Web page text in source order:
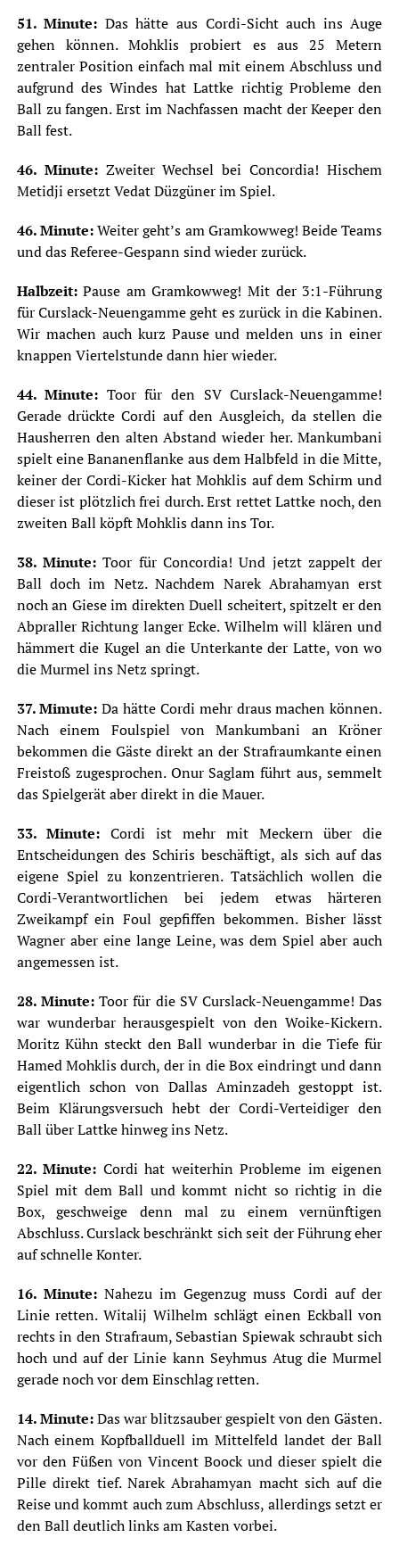
51. Minute: Das hätte aus Cordi-Sicht auch ins Auge
gehen können. Mohklis probiert es aus 25 Metern
zentraler Position einfach mal mit einem Abschluss und
aufgrund des Windes hat Lattke richtig Probleme den
Ball zu fangen. Erst im Nachfassen macht der Keeper den
Ball fest.
46. Minute: Zweiter Wechsel bei Concordia! Hischem
Metidji ersetzt Vedat Düzgüner im Spiel.
46. Minute:Weiter geht’s am Gramkowweg! Beide Teams
und das Referee-Gespann sind wieder zurück.
Halbzeit:Pause am Gramkowweg! Mit der 3:1-Führung
für Curslack-Neuengamme geht es zurück in die Kabinen.
Wir machen auch kurz Pause und melden uns in einer
knappen Viertelstunde dann hier wieder.
44. Minute: Toor für den SV Curslack-Neuengamme!
Gerade drückte Cordi auf den Ausgleich, da stellen die
Hausherren den alten Abstand wieder her. Mankumbani
spielt eine Bananenflanke aus dem Halbfeld in die Mitte,
keiner der Cordi-Kicker hat Mohklis auf dem Schirm und
dieser ist plötzlich frei durch. Erst rettet Lattke noch, den
zweiten Ball köpft Mohklis dann ins Tor.
38. Minute:Toor für Concordia! Und jetzt zappelt der
Ball doch im Netz. Nachdem Narek Abrahamyan erst
noch an Giese im direkten Duell scheitert, spitzelt er den
Abpraller Richtung langer Ecke. Wilhelm will klären und
hämmert die Kugel an die Unterkante der Latte, von wo
die Murmel ins Netz springt.
37. Mimute:Da hätte Cordi mehr draus machen können.
Nach einem Foulspiel von Mankumbani an Kröner
bekommen die Gäste direkt an der Strafraumkante einen
Freistoß zugesprochen. Onur Saglam führt aus, semmelt
das Spielgerät aber direkt in die Mauer.
33. Minute:Cordi ist mehr mit Meckern über die
Entscheidungen des Schiris beschäftigt, als sich auf das
eigene Spiel zu konzentrieren. Tatsächlich wollen die
Cordi-Verantwortlichen bei jedem etwas härteren
Zweikampf ein Foul gepfiffen bekommen. Bisher lässt
Wagner aber eine lange Leine, was dem Spiel aber auch
angemessen ist.
28. Minute:Toor für die SV Curslack-Neuengamme! Das
war wunderbar herausgespielt von den Woike-Kickern.
Moritz Kühn steckt den Ball wunderbar in die Tiefe für
Hamed Mohklis durch, der in die Box eindringt und dann
eigentlich schon von Dallas Aminzadeh gestoppt ist.
Beim Klärungsversuch hebt der Cordi-Verteidiger den
Ball über Lattke hinweg ins Netz.
22. Minute: Cordi hat weiterhin Probleme im eigenen
Spiel mit dem Ball und kommt nicht so richtig in die
Box, geschweige denn mal zu einem vernünftigen
Abschluss. Curslack beschränkt sich seit der Führung eher
auf schnelle Konter.
16. Minute: Nahezu im Gegenzug muss Cordi auf der
Linie retten. Witalij Wilhelm schlägt einen Eckball von
rechts in den Strafraum, Sebastian Spiewak schraubt sich
hoch und auf der Linie kann Seyhmus Atug die Murmel
gerade noch vor dem Einschlag retten.
14. Minute:Das war blitzsauber gespielt von den Gästen.
Nach einem Kopfballduell im Mittelfeld landet der Ball
vor den Füßen von Vincent Boock und dieser spielt die
Pille direkt tief. Narek Abrahamyan macht sich auf die
Reise und kommt auch zum Abschluss, allerdings setzt er
den Ball deutlich links am Kasten vorbei.